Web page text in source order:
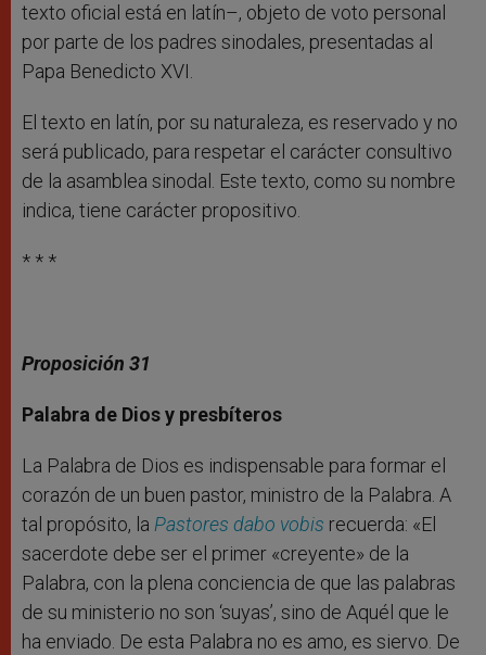
texto oficial está en latín–, objeto de voto personal
por parte de los padres sinodales, presentadas al
Papa Benedicto XVI.
El texto en latín, por su naturaleza, es reservado y no
será publicado, para respetar el carácter consultivo
de la asamblea sinodal. Este texto, como su nombre
indica, tiene carácter propositivo.
* * *
Proposición 31
Palabra de Dios y presbíteros
La Palabra de Dios es indispensable para formar el
corazón de un buen pastor, ministro de la Palabra. A
tal propósito, la Pastores dabo vobis recuerda: «El
sacerdote debe ser el primer «creyente» de la
Palabra, con la plena conciencia de que las palabras
de su ministerio no son ‘suyas’, sino de Aquél que le
ha enviado. De esta Palabra no es amo, es siervo. De